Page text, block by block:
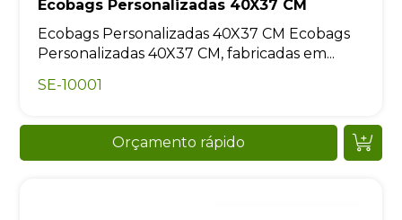
Ecobags Personalizadas 40X37 CM
Ecobags Personalizadas 40X37 CM Ecobags
Personalizadas 40X37 CM, fabricadas em...
SE-10001
Orçamento rápido